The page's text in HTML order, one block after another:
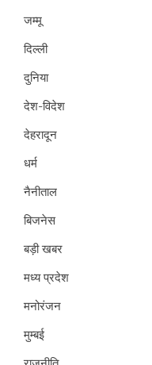
जम्मू
दिल्ली
दुनिया
देश-विदेश
देहरादून
धर्म
नैनीताल
बिजनेस
बड़ी खबर
मध्य प्रदेश
मनोरंजन
मुम्बई